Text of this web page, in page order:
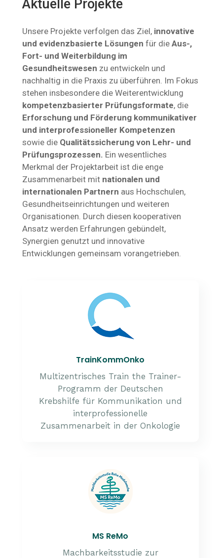
Aktuelle Projekte
Unsere Projekte verfolgen das Ziel, innovative
und evidenzbasierte Lösungen für die Aus-,
Fort- und Weiterbildung im
Gesundheitswesen zu entwickeln und
nachhaltig in die Praxis zu überführen. Im Fokus
stehen insbesondere die Weiterentwicklung
kompetenzbasierter Prüfungsformate, die
Erforschung und Förderung kommunikativer
und interprofessioneller Kompetenzen
sowie die Qualitätssicherung von Lehr- und
Prüfungsprozessen. Ein wesentliches
Merkmal der Projektarbeit ist die enge
Zusammenarbeit mit nationalen und
internationalen Partnern aus Hochschulen,
Gesundheitseinrichtungen und weiteren
Organisationen. Durch diesen kooperativen
Ansatz werden Erfahrungen gebündelt,
Synergien genutzt und innovative
Entwicklungen gemeinsam vorangetrieben.
TrainKommOnko
Multizentrisches Train the Trainer-
Programm der Deutschen
Krebshilfe für Kommunikation und
interprofessionelle
Zusammenarbeit in der Onkologie
MS ReMo
Machbarkeitsstudie zur